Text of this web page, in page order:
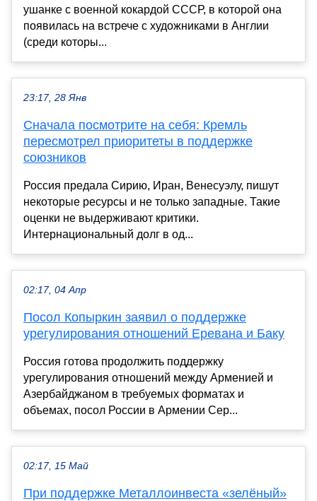
ушанке с военной кокардой СССР, в которой она
появилась на встрече с художниками в Англии
(среди которы...
23:17, 28 Янв
Сначала посмотрите на себя: Кремль
пересмотрел приоритеты в поддержке
союзников
Россия предала Сирию, Иран, Венесуэлу, пишут
некоторые ресурсы и не только западные. Такие
оценки не выдерживают критики.
Интернациональный долг в од...
02:17, 04 Апр
Посол Копыркин заявил о поддержке
урегулирования отношений Еревана и Баку
Россия готова продолжить поддержку
урегулирования отношений между Арменией и
Азербайджаном в требуемых форматах и
объемах, посол России в Армении Сер...
02:17, 15 Май
При поддержке Металлоинвеста «зелёный»